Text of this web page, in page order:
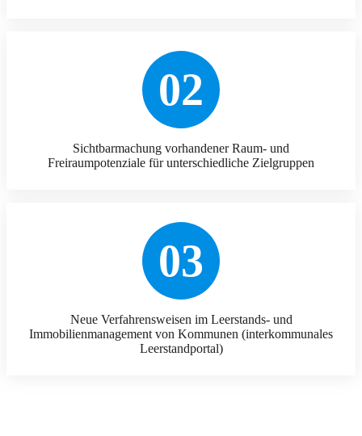
02
Sichtbarmachung vorhandener Raum- und
Freiraumpotenziale für unterschiedliche Zielgruppen
03
Neue Verfahrensweisen im Leerstands- und
Immobilienmanagement von Kommunen (interkommunales
Leerstandportal)